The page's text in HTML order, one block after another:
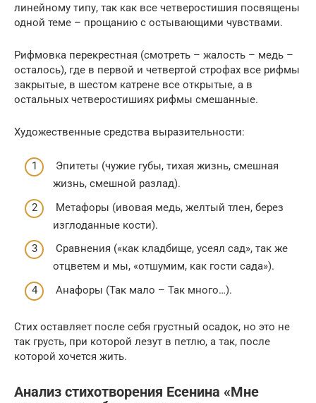
линейному типу, так как все четверостишия посвящены
одной теме – прощанию с остывающими чувствами.
Рифмовка перекрестная (смотреть – жалость – медь –
осталось), где в первой и четвертой строфах все рифмы
закрытые, в шестом катрене все открытые, а в
остальных четверостишиях рифмы смешанные.
Художественные средства выразительности:
Эпитеты (чужие губы, тихая жизнь, смешная
жизнь, смешной разлад).
Метафоры (ивовая медь, желтый тлен, берез
изглоданные кости).
Сравнения («как кладбище, усеял сад», так же
отцветем и мы, «отшумим, как гости сада»).
Анафоры (Так мало – Так много…).
Стих оставляет после себя грустный осадок, но это не
так грусть, при которой лезут в петлю, а так, после
которой хочется жить.
Анализ стихотворения Есенина «Мне